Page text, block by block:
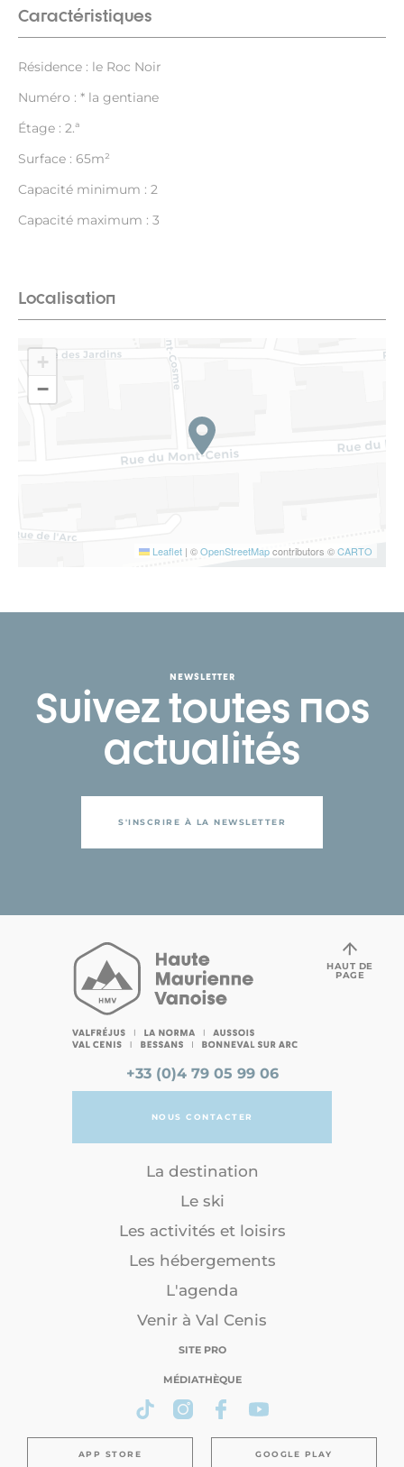
Caractéristiques
Résidence : le Roc Noir
Numéro : * la gentiane
Étage : 2.ª
Surface : 65m²
Capacité minimum : 2
Capacité maximum : 3
Localisation
+
−
Leaflet | ©OpenStreetMapcontributors ©CARTO
NEWSLETTER
Suivez toutes nos
actualités
S'INSCRIRE À LA NEWSLETTER
+33 (0)4 79 05 99 06
NOUS CONTACTER
La destination
Le ski
Les activités et loisirs
Les hébergements
L'agenda
Venir à Val Cenis
SITE PRO
MÉDIATHÈQUE
APP STORE GOOGLE PLAY
HAUT DE
PAGE